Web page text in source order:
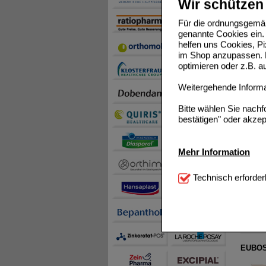
Wir
Für die
genannte Cookies
helfen uns Cookies,
im Shop anzupassen.
optimieren oder z.B.
Weitergehende
Bitte wählen Sie
bestätigen" oder
Mehr Information
Technisch
notwendig sind (z.B.
Diese
beispielsweise für
Inhalte anzuzeigen
Statistik & Tracking:
Technisch